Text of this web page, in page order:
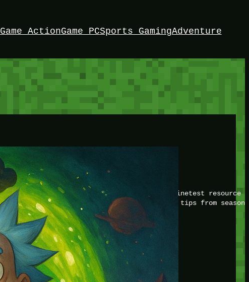
Game ActionGame PCSports GamingAdventure
HEY!
I’m Bedrock. Discover the ultimate Minetest
your game with insider knowledge and tips from
Twitch X TikTok Facebook Instagram